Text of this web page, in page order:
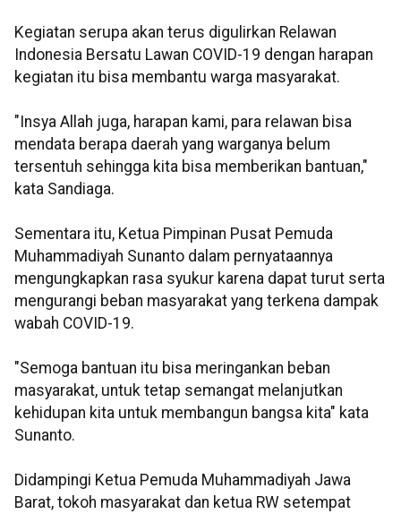
Kegiatan serupa akan terus digulirkan Relawan
Indonesia Bersatu Lawan COVID-19 dengan harapan
kegiatan itu bisa membantu warga masyarakat.
"Insya Allah juga, harapan kami, para relawan bisa
mendata berapa daerah yang warganya belum
tersentuh sehingga kita bisa memberikan bantuan,"
kata Sandiaga.
Sementara itu, Ketua Pimpinan Pusat Pemuda
Muhammadiyah Sunanto dalam pernyataannya
mengungkapkan rasa syukur karena dapat turut serta
mengurangi beban masyarakat yang terkena dampak
wabah COVID-19.
"Semoga bantuan itu bisa meringankan beban
masyarakat, untuk tetap semangat melanjutkan
kehidupan kita untuk membangun bangsa kita" kata
Sunanto.
Didampingi Ketua Pemuda Muhammadiyah Jawa
Barat, tokoh masyarakat dan ketua RW setempat